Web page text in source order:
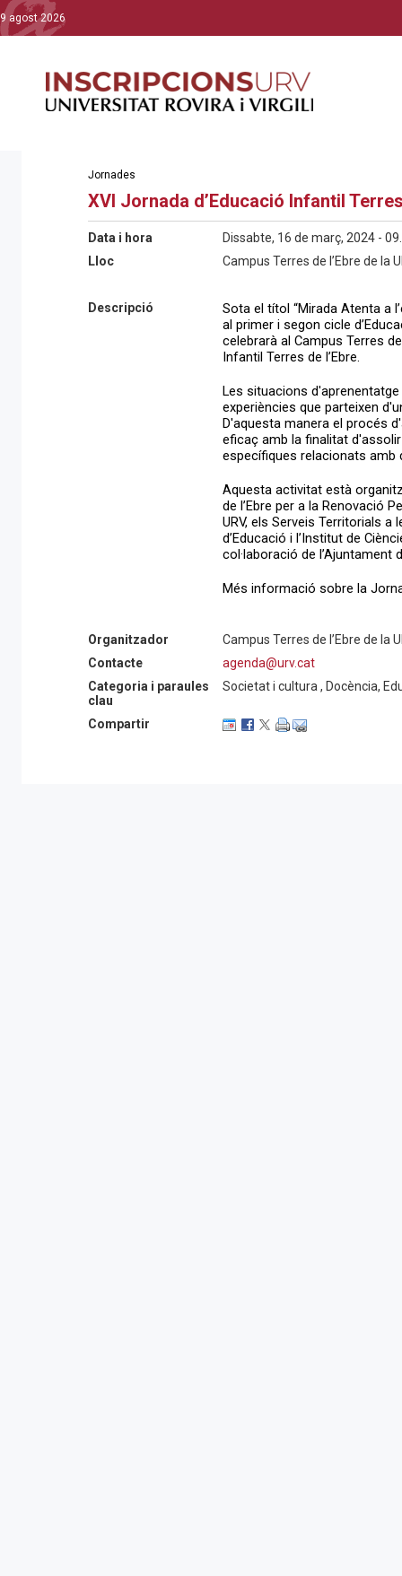
9 agost 2026
Jornades
XVI Jornada d’Educació Infantil
Data i hora
Dissabte, 16 de març, 2024 -
Lloc
Campus Terres de l’Ebre de la
Descripció
Sota el títol “Mirada Atenta a
al primer i segon cicle
celebrarà al Campus Terres
Infantil Terres de l’Ebre.
Les situacions
experiències que parteixen
D'aquesta manera el procés
eficaç amb la finalitat
específiques relacionats
Aquesta activitat està
de l’Ebre per a la Renovació
URV, els Serveis Territorials a
d’Educació i l’Institut de
col·laboració de l’Ajuntament
Més informació sobre la
Organitzador
Campus Terres de l’Ebre de la
Contacte
agenda@urv.cat
Categoria i paraules
clau
Societat i cultura , Docència,
Compartir